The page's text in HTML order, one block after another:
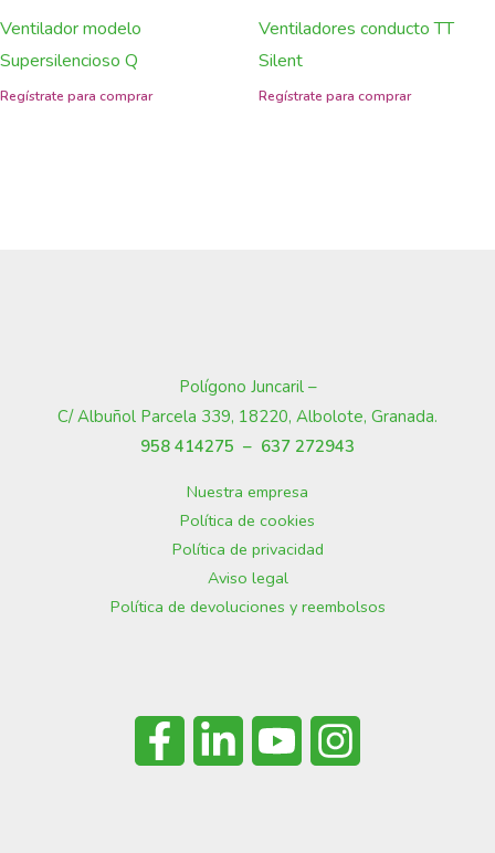
Ventilador modelo
Supersilencioso Q
Ventiladores conducto TT
Silent
Polígono Juncaril –
C/ Albuñol Parcela 339, 18220, Albolote, Granada.
958 414275 – 637 272943
Nuestra empresa
Política de cookies
Política de privacidad
Aviso legal
Política de devoluciones y reembolsos